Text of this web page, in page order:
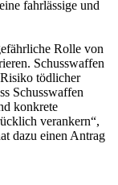
fahrlässige und
Rolle von
Schusswaffen
tödlicher
Schusswaffen
konkrete
verankern“,
dazu einen Antrag